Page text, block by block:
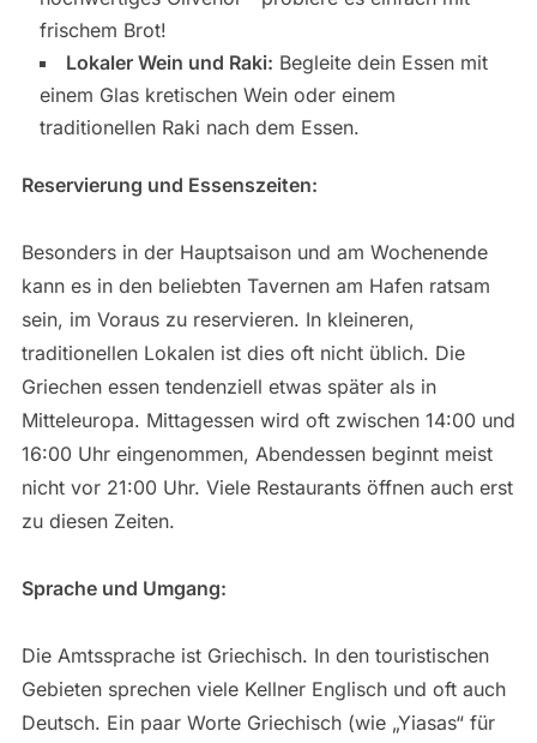
frischem Brot!
Lokaler Wein und Raki: Begleite dein Essen mit
einem Glas kretischen Wein oder einem
traditionellen Raki nach dem Essen.
Reservierung und Essenszeiten:
Besonders in der Hauptsaison und am Wochenende
kann es in den beliebten Tavernen am Hafen ratsam
sein, im Voraus zu reservieren. In kleineren,
traditionellen Lokalen ist dies oft nicht üblich. Die
Griechen essen tendenziell etwas später als in
Mitteleuropa. Mittagessen wird oft zwischen 14:00 und
16:00 Uhr eingenommen, Abendessen beginnt meist
nicht vor 21:00 Uhr. Viele Restaurants öffnen auch erst
zu diesen Zeiten.
Sprache und Umgang:
Die Amtssprache ist Griechisch. In den touristischen
Gebieten sprechen viele Kellner Englisch und oft auch
Deutsch. Ein paar Worte Griechisch (wie „Yiasas“ für